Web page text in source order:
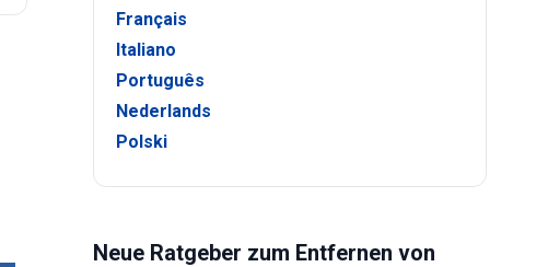
Français
Italiano
Português
Nederlands
Polski
Neue Ratgeber zum Entfernen von